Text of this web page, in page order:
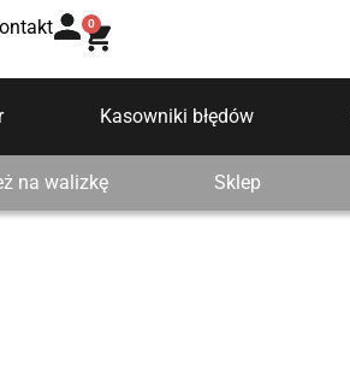
0
Kasowniki błędów
na walizkę Sklep